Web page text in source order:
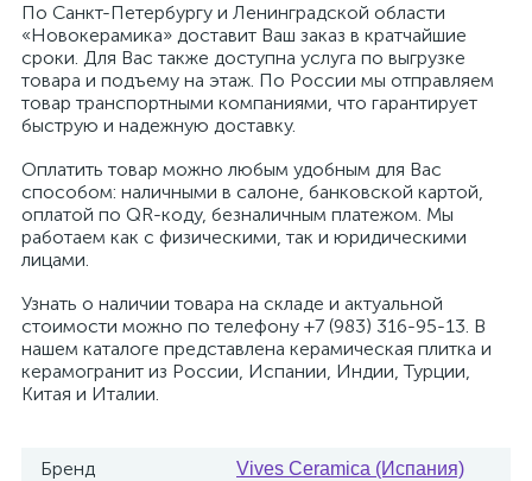
По Санкт-Петербургу и Ленинградской области
«Новокерамика» доставит Ваш заказ в кратчайшие
сроки. Для Вас также доступна услуга по выгрузке
товара и подъему на этаж. По России мы отправляем
товар транспортными компаниями, что гарантирует
быструю и надежную доставку.
Оплатить товар можно любым удобным для Вас
способом: наличными в салоне, банковской картой,
оплатой по QR-коду, безналичным платежом. Мы
работаем как с физическими, так и юридическими
лицами.
Узнать о наличии товара на складе и актуальной
стоимости можно по телефону +7 (983) 316-95-13. В
нашем каталоге представлена керамическая плитка и
керамогранит из России, Испании, Индии, Турции,
Китая и Италии.
Бренд Vives Ceramica (Испания)